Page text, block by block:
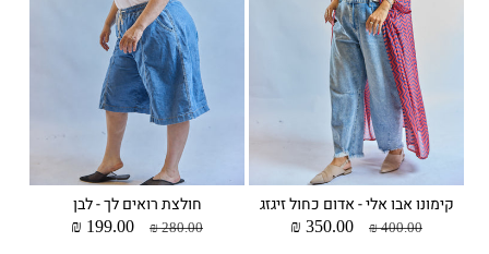
קימונו אבו אלי - אדום כחול זיגזג
מחיר
400.00 ₪
מחיר
350.00 ₪
חולצת רואים לך - לבן
מחיר
280.00 ₪
מחיר
199.00 ₪